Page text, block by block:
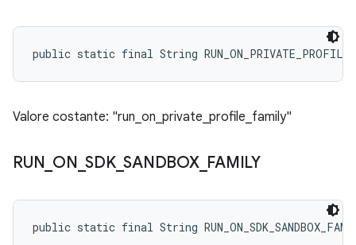
public static final String
Valore costante: "run_on_private_profile_family"
RUN ON _SDK_SANDBOX_ FAMILY
public static final String